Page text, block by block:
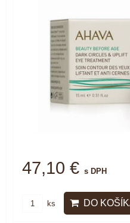
47,10 € s DPH
ks DO